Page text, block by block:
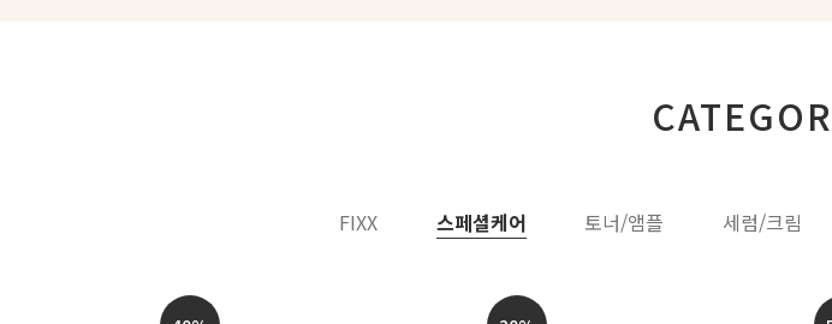
FIXX 스페셜케어 토너/앰플 세럼/크림